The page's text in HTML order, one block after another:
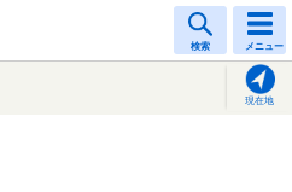
検索 メニュー
現在地